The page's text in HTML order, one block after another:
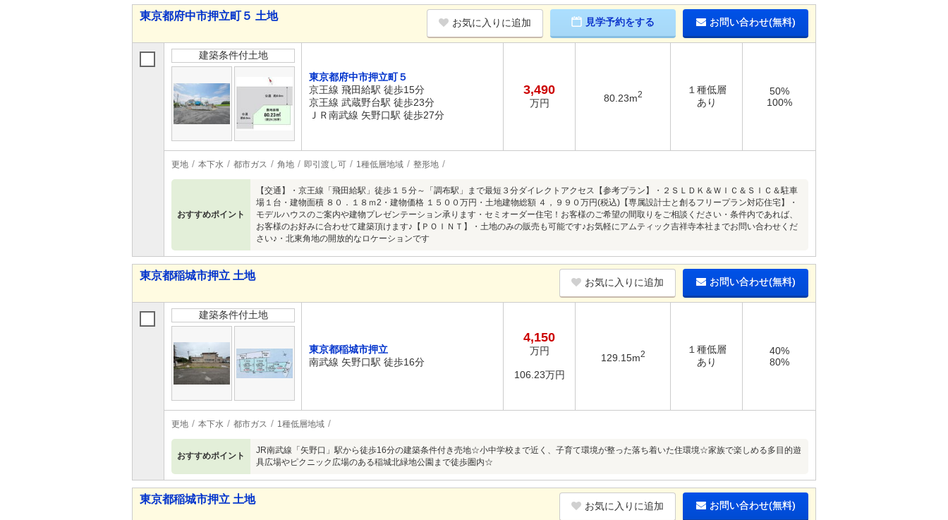
東京都府中市押立町５ 土地
お気に入りに追加 見学予約をする お問い合わせ(無料)
建築条件付土地
東京都府中市押立町５
京王線 飛田給駅 徒歩15分
京王線 武蔵野台駅 徒歩23分
ＪＲ南武線 矢野口駅 徒歩27分
3,490
万円 80.23m2
１種低層
あり
50%
100%
更地 本下水 都市ガス 角地 即引渡し可 1種低層地域 整形地
おすすめポイント
【交通】・京王線「飛田給駅」徒歩１５分～「調布駅」まで最短３分ダイレクトアクセス【参考プラン】・２ＳＬＤＫ＆ＷＩＣ＆ＳＩＣ＆駐車
場１台・建物面積 ８０．１８ｍ2・建物価格 １５００万円・土地建物総額 ４，９９０万円(税込)【専属設計士と創るフリープラン対応住宅】・
モデルハウスのご案内や建物プレゼンテーション承ります・セミオーダー住宅！お客様のご希望の間取りをご相談ください・条件内であれば、
お客様のお好みに合わせて建築頂けます♪【ＰＯＩＮＴ】・土地のみの販売も可能です♪お気軽にアムティック吉祥寺本社までお問い合わせくだ
さい♪・北東角地の開放的なロケーションです
東京都稲城市押立 土地
お気に入りに追加 お問い合わせ(無料)
建築条件付土地
東京都稲城市押立
南武線 矢野口駅 徒歩16分
4,150
万円
106.23万円
129.15m2
１種低層
あり
40%
80%
更地 本下水 都市ガス 1種低層地域
おすすめポイント
JR南武線「矢野口」駅から徒歩16分の建築条件付き売地☆小中学校まで近く、子育て環境が整った落ち着いた住環境☆家族で楽しめる多目的遊
具広場やピクニック広場のある稲城北緑地公園まで徒歩圏内☆
東京都稲城市押立 土地
お気に入りに追加 お問い合わせ(無料)